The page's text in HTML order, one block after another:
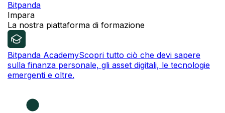
Bitpanda
Impara
La nostra piattaforma di formazione
Bitpanda AcademyScopri tutto ciò che devi sapere
sulla finanza personale, gli asset digitali, le tecnologie
emergenti e oltre.